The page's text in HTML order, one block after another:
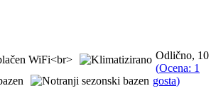
Odlično, 10
(Ocena: 1
gosta)